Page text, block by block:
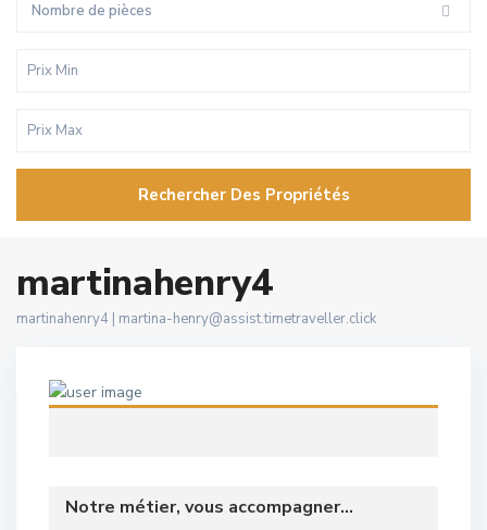
Nombre de pièces
Rechercher Des Propriétés
martinahenry4
martinahenry4 | martina-henry@assist.timetraveller.click
Notre métier, vous accompagner...